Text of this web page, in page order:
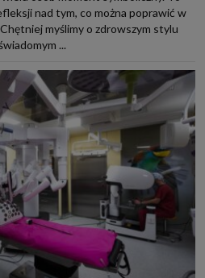
nad tym, co można poprawić w
myślimy o zdrowszym stylu
...